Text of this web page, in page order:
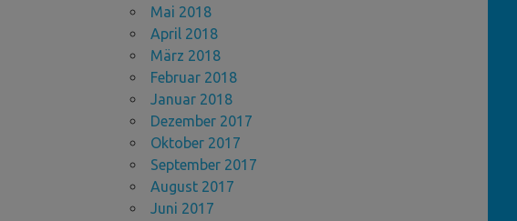
Mai 2018
April 2018
März 2018
Februar 2018
Januar 2018
Dezember 2017
Oktober 2017
September 2017
August 2017
Juni 2017